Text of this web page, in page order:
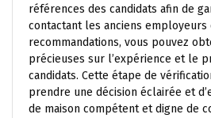
références des candidats afin de
contactant les anciens employeurs
recommandations, vous pouvez
précieuses sur l’expérience et le
candidats. Cette étape de
prendre une décision éclairée et
de maison compétent et digne de